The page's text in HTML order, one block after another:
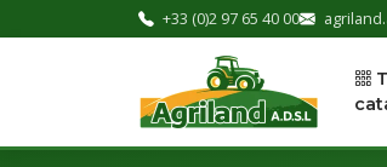
+33 (0)2 97 65 40 00